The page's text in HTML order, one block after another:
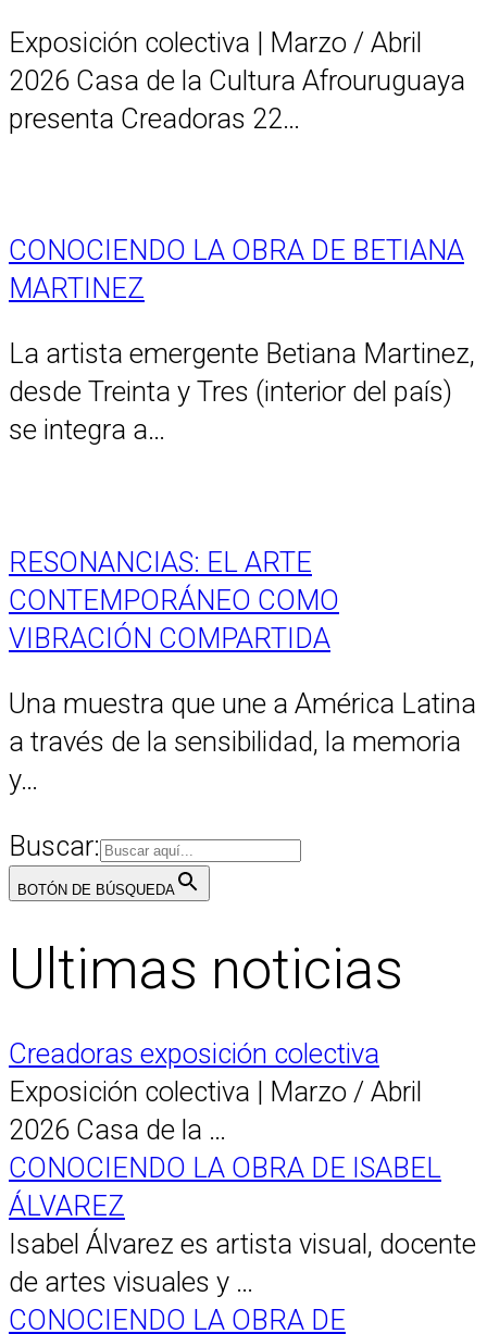
Exposición colectiva | Marzo / Abril
2026 Casa de la Cultura Afrouruguaya
presenta Creadoras 22…
CONOCIENDO LA OBRA DE BETIANA
MARTINEZ
La artista emergente Betiana Martinez,
desde Treinta y Tres (interior del país)
se integra a…
RESONANCIAS: EL ARTE
CONTEMPORÁNEO COMO
VIBRACIÓN COMPARTIDA
Una muestra que une a América Latina
a través de la sensibilidad, la memoria
y…
Buscar:
BOTÓN DE BÚSQUEDA
Ultimas noticias
Creadoras exposición colectiva
Exposición colectiva | Marzo / Abril
2026 Casa de la …
CONOCIENDO LA OBRA DE ISABEL
ÁLVAREZ
Isabel Álvarez es artista visual, docente
de artes visuales y …
CONOCIENDO LA OBRA DE